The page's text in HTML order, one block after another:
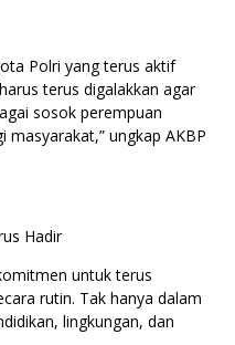
Polri yang terus aktif
terus digalakkan agar
sosok perempuan
ungkap AKBP
Hadir
untuk terus
rutin. Tak hanya dalam
lingkungan, dan